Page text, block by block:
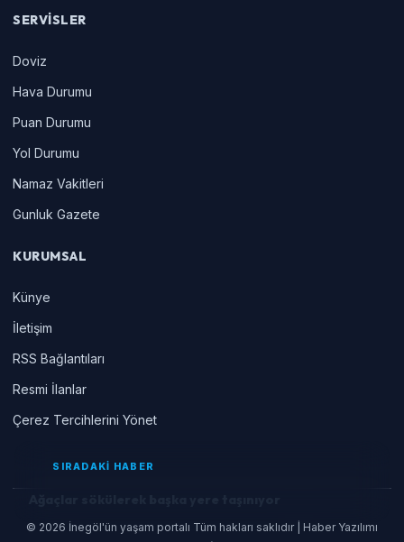
SERVISLER
Doviz
Hava Durumu
Puan Durumu
Yol Durumu
Namaz Vakitleri
Gunluk Gazete
KURUMSAL
Künye
İletişim
RSS Bağlantıları
Resmi İlanlar
Çerez Tercihlerini Yönet
© 2026 İnegöl'ün yaşam portalı Tüm hakları saklıdır | Haber Yazılımı
SIRADAKİ HABER